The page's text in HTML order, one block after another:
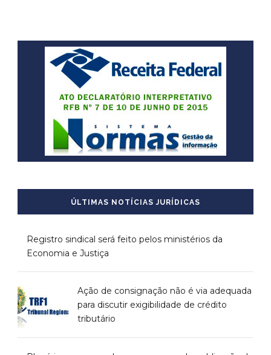
ÚLTIMAS NOTÍCIAS JURÍDICAS
Registro sindical será feito pelos ministérios da
Economia e Justiça
Ação de consignação não é via adequada
para discutir exigibilidade de crédito
tributário